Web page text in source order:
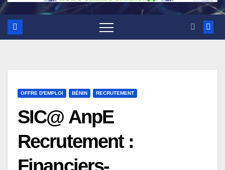
OFFRE D'EMPLOI BÉNIN RECRUTEMENT
SIC@ AnpE
Recrutement :
Financiers-